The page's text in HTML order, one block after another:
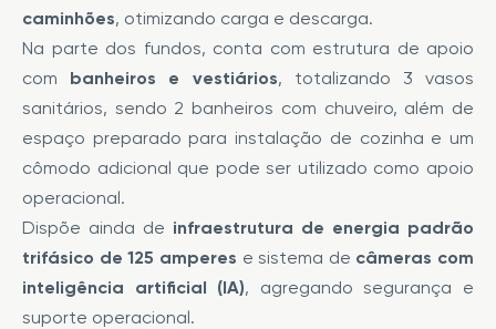
caminhões, otimizando carga e descarga.
Na parte dos fundos, conta com estrutura de apoio
com banheiros e vestiários, totalizando 3 vasos
sanitários, sendo 2 banheiros com chuveiro, além de
espaço preparado para instalação de cozinha e um
cômodo adicional que pode ser utilizado como apoio
operacional.
Dispõe ainda de infraestrutura de energia padrão
trifásico de 125 amperes e sistema de câmeras com
inteligência artificial (IA), agregando segurança e
suporte operacional.